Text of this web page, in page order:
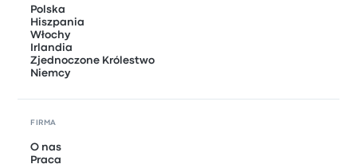
Polska
Hiszpania
Włochy
Irlandia
Zjednoczone Królestwo
Niemcy
FIRMA
O nas
Praca